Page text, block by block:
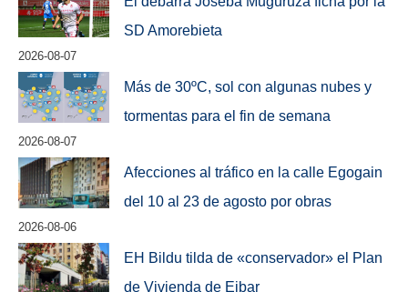
SD Amorebieta
2026-08-07
Más de 30ºC, sol con algunas nubes y
tormentas para el fin de semana
2026-08-07
Afecciones al tráfico en la calle Egogain
del 10 al 23 de agosto por obras
2026-08-06
EH Bildu tilda de «conservador» el Plan
de Vivienda de Eibar